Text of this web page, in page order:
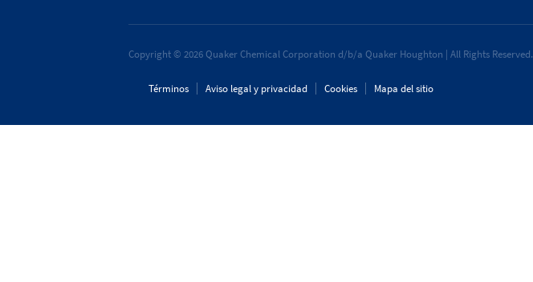
Copyright © 2026 Quaker Chemical Corporation d/b/a Quaker Houghton | All Rights Reserved.
Términos Aviso legal y privacidad Cookies Mapa del sitio